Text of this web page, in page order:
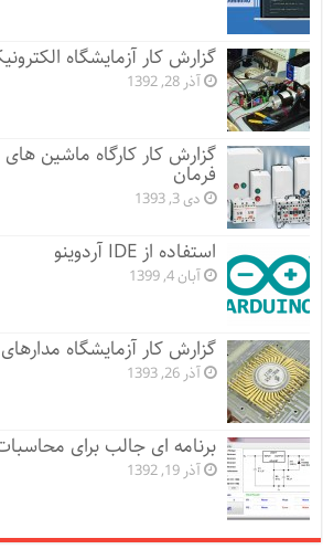
گزارش کار آزمایشگاه
آذر 28, 1392
گزارش کار کارگاه ماشین های
فرمان
دی 3, 1393
استفاده از IDE آردوینو
آبان 4, 1399
گزارش کار آزمایشگاه
آذر 26, 1393
برنامه ای جالب برای
آذر 19, 1392